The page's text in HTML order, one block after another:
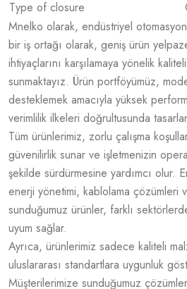
Type of closure
Mnelko olarak, endüstriyel
bir iş ortağı olarak, geniş ürün
ihtiyaçlarını karşılamaya yönelik
sunmaktayız. Ürün portföyümüz,
desteklemek amacıyla yüksek
verimlilik ilkeleri doğrultusunda
Tüm ürünlerimiz, zorlu çalışma
güvenilirlik sunar ve işletmenizin
şekilde sürdürmesine yardımcı olur.
enerji yönetimi, kablolama çözümleri
sunduğumuz ürünler, farklı
uyum sağlar.
Ayrıca, ürünlerimiz sadece kaliteli
uluslararası standartlara uygunluk
Müşterilerimize sunduğumuz